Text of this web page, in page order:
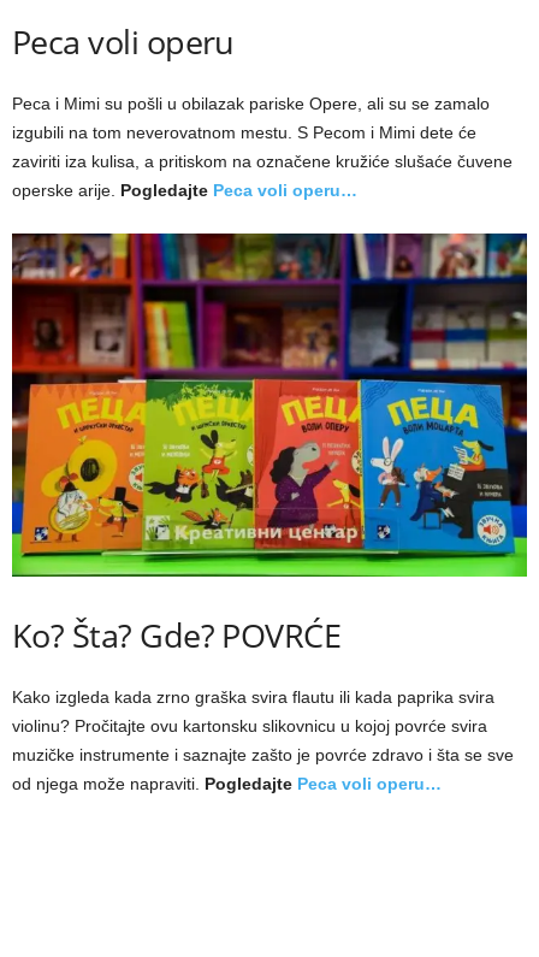
Peca voli operu
Peca i Mimi su pošli u obilazak pariske Opere, ali su se zamalo
izgubili na tom neverovatnom mestu. S Pecom i Mimi dete će
zaviriti iza kulisa, a pritiskom na označene kružiće slušaće čuvene
operske arije. Pogledajte Peca voli operu…
Ko? Šta? Gde? POVRĆE
Kako izgleda kada zrno graška svira flautu ili kada paprika svira
violinu? Pročitajte ovu kartonsku slikovnicu u kojoj povrće svira
muzičke instrumente i saznajte zašto je povrće zdravo i šta se sve
od njega može napraviti. Pogledajte Peca voli operu…